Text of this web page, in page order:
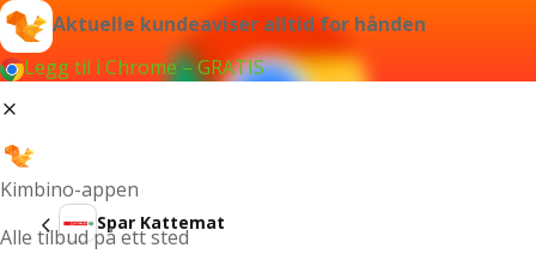
Aktuelle kundeaviser alltid for hånden
Legg til i Chrome – GRATIS
Kimbino-appen
Alle tilbud på ett sted
Spar Kattemat